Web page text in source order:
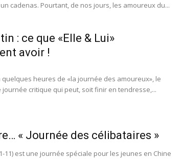
cadenas. Pourtant, de nos jours, les amoureux du...
: ce que «Elle & Lui»
avoir !
quelques heures de «la journée des amoureux», le
journée critique qui peut, soit finir en tendresse,...
« Journée des célibataires »
11) est une journée spéciale pour les jeunes en Chine